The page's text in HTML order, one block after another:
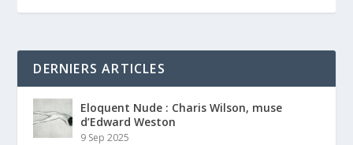
DERNIERS ARTICLES
Eloquent Nude : Charis Wilson, muse
d’Edward Weston
9 Sep 2025